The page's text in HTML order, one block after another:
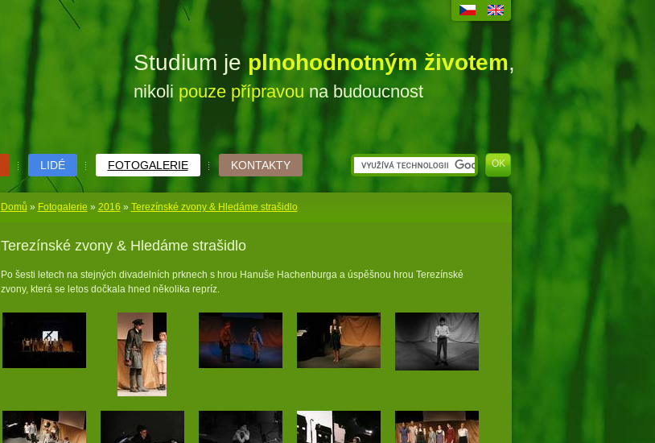
Studium je plnohodnotným životem,
nikoli pouze přípravou na budoucnost
LIDÉ FOTOGALERIE KONTAKTY
Domů » Fotogalerie » 2016 » Terezínské zvony & Hledáme strašidlo
Terezínské zvony & Hledáme strašidlo
Po šesti letech na stejných divadelních prknech s hrou Hanuše Hachenburga a úspěšnou hrou Terezínské
zvony, která se letos dočkala hned několika repríz.